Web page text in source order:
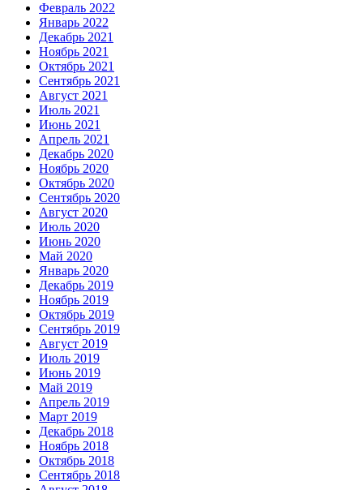
Февраль 2022
Январь 2022
Декабрь 2021
Ноябрь 2021
Октябрь 2021
Сентябрь 2021
Август 2021
Июль 2021
Июнь 2021
Апрель 2021
Декабрь 2020
Ноябрь 2020
Октябрь 2020
Сентябрь 2020
Август 2020
Июль 2020
Июнь 2020
Май 2020
Январь 2020
Декабрь 2019
Ноябрь 2019
Октябрь 2019
Сентябрь 2019
Август 2019
Июль 2019
Июнь 2019
Май 2019
Апрель 2019
Март 2019
Декабрь 2018
Ноябрь 2018
Октябрь 2018
Сентябрь 2018